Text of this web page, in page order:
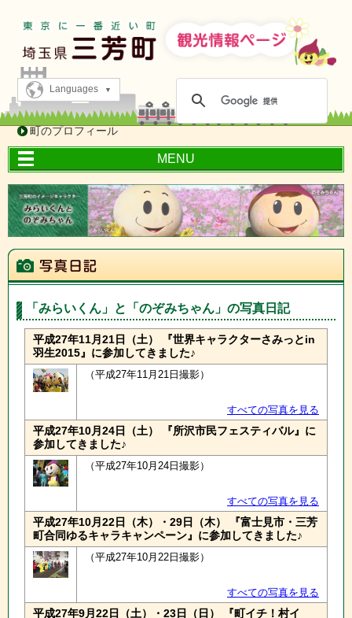
Languages
町のプロフィール
MENU
「みらいくん」と「のぞみちゃん」の写真日記
平成27年11月21日（土） 『世界キャラクターさみっとin
羽生2015』に参加してきました♪
（平成27年11月21日撮影）
すべての写真を見る
平成27年10月24日（土） 『所沢市民フェスティバル』に
参加してきました♪
（平成27年10月24日撮影）
すべての写真を見る
平成27年10月22日（木）・29日（木） 『富士見市・三芳
町合同ゆるキャラキャンペーン』に参加してきました♪
（平成27年10月22日撮影）
すべての写真を見る
平成27年9月22日（土）・23日（日） 『町イチ！村イ